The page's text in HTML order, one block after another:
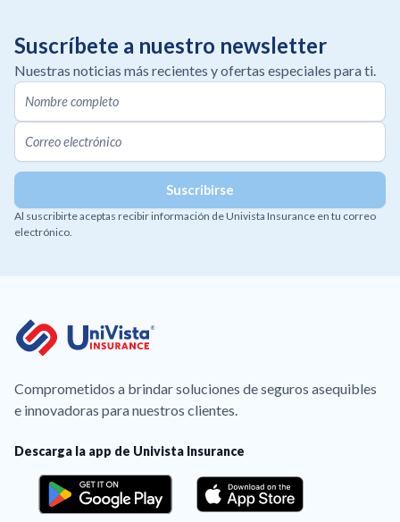
Suscríbete a nuestro newsletter
Nuestras noticias más recientes y ofertas especiales para ti.
Al suscribirte aceptas recibir información de Univista Insurance en tu correo
electrónico.
Comprometidos a brindar soluciones de seguros asequibles
e innovadoras para nuestros clientes.
Descarga la app de Univista Insurance